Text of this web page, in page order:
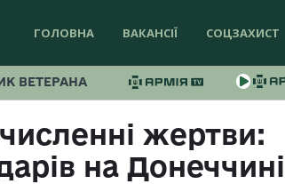
ГОЛОВНА ВАКАНСІЇ СОЦЗАХИСТ
ВЕТЕРАНА
жертви:
на Донеччині